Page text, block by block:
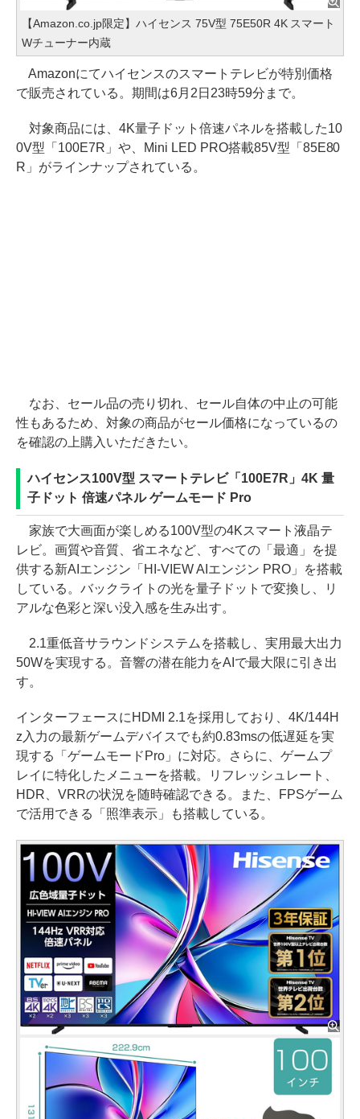
【Amazon.co.jp限定】ハイセンス 75V型 75E50R 4K スマート
Wチューナー内蔵
Amazonにてハイセンスのスマートテレビが特別価格
で販売されている。期間は6月2日23時59分まで。
対象商品には、4K量子ドット倍速パネルを搭載した10
0V型「100E7R」や、Mini LED PRO搭載85V型「85E80
R」がラインナップされている。
なお、セール品の売り切れ、セール自体の中止の可能
性もあるため、対象の商品がセール価格になっているの
を確認の上購入いただきたい。
ハイセンス100V型 スマートテレビ「100E7R」4K 量
子ドット 倍速パネル ゲームモード Pro
家族で大画面が楽しめる100V型の4Kスマート液晶テ
レビ。画質や音質、省エネなど、すべての「最適」を提
供する新AIエンジン「HI-VIEW AIエンジン PRO」を搭載
している。バックライトの光を量子ドットで変換し、リ
アルな色彩と深い没入感を生み出す。
2.1重低音サラウンドシステムを搭載し、実用最大出力
50Wを実現する。音響の潜在能力をAIで最大限に引き出
す。
インターフェースにHDMI 2.1を採用しており、4K/144H
z入力の最新ゲームデバイスでも約0.83msの低遅延を実
現する「ゲームモードPro」に対応。さらに、ゲームプ
レイに特化したメニューを搭載。リフレッシュレート、
HDR、VRRの状況を随時確認できる。また、FPSゲーム
で活用できる「照準表示」も搭載している。